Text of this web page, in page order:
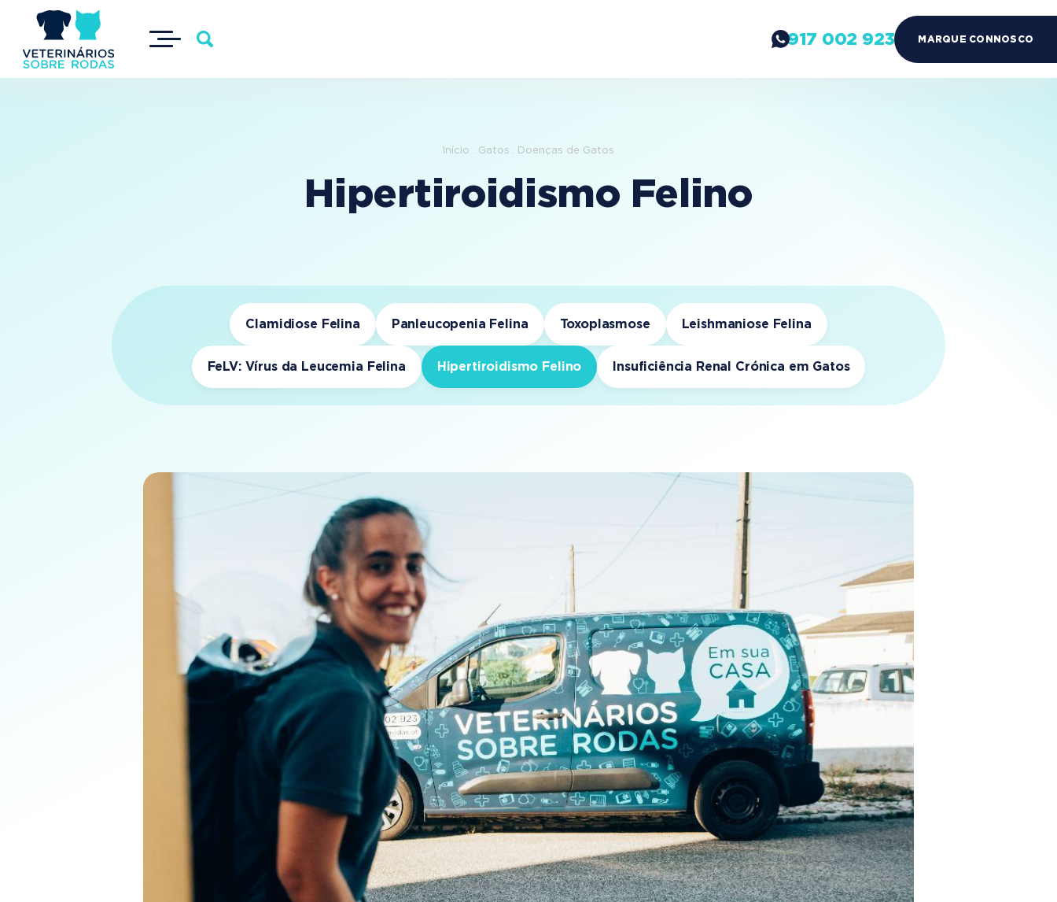
917 002 923 MARQUE CONNOSCO
Início Gatos Doenças de Gatos
Hipertiroidismo Felino
Clamidiose Felina Panleucopenia Felina Toxoplasmose Leishmaniose Felina
FeLV: Vírus da Leucemia Felina Hipertiroidismo Felino Insuficiência Renal Crónica em Gatos